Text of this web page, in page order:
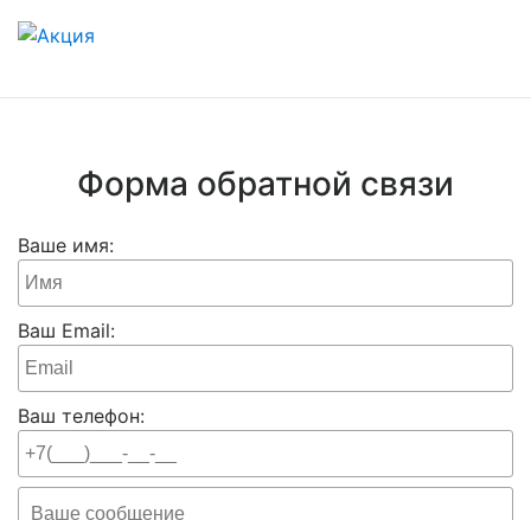
Форма обратной связи
Ваше имя:
Ваш Email:
Ваш телефон: